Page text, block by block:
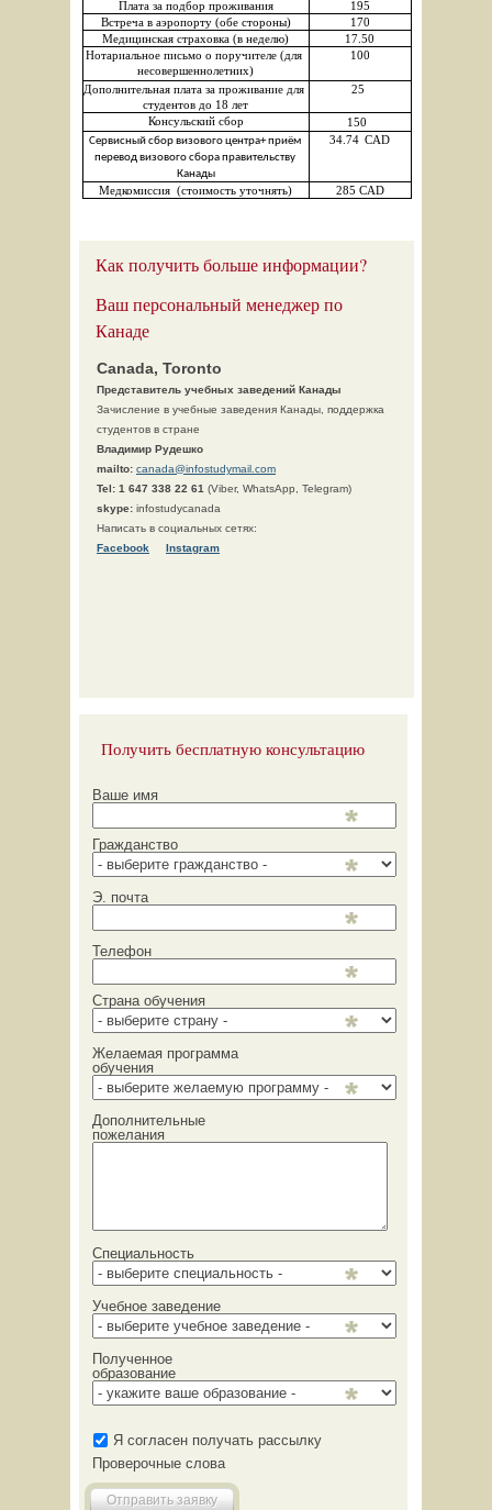
Плата за подбор проживания
195
Встреча в аэропорту (обе стороны)
170
Медицинская страховка (в неделю)
17.50
Нотариальное письмо о поручителе (для
несовершеннолетних)
100
Дополнительная плата за проживание для
студентов до 18 лет
25
Консульский сбор 150
Сервисный сбор визового центра+ приём
перевод визового сбора правительству
Канады
34.74 CAD
Медкомиссия  (стоимость уточнять) 285 CAD
Как получить больше информации?
Ваш персональный менеджер по
Канаде
Canada, Toronto
Представитель учебных заведений Канады
Зачисление в учебные заведения Канады, поддержка
студентов в стране
Владимир Рудешко
mailto: canada@infostudymail.com
Tel: 1 647 338 22 61 (Viber, WhatsApp, Telegram)
skype: infostudycanada
Написать в социальных сетях:
Facebook
Instagram
Получить бесплатную консультацию
Ваше имя
Гражданство
Э. почта
Телефон
Страна обучения
Желаемая программа
обучения
Дополнительные
пожелания
Специальность
Учебное заведение
Полученное
образование
Я согласен получать рассылку
Проверочные слова
Отправить заявку